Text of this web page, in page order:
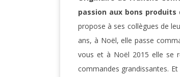
passion aux bons produits
propose à ses collègues de
ans, à Noël, elle passe
vous et à Noël 2015 elle se
commandes grandissantes.